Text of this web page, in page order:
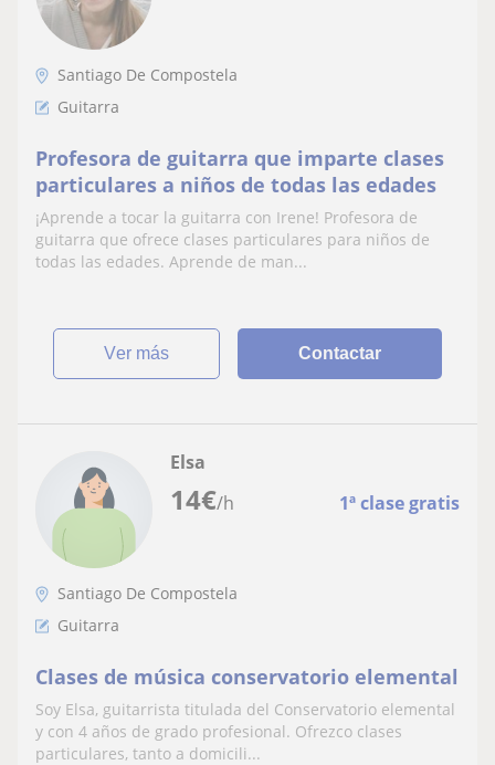
Santiago De Compostela
Guitarra
Profesora de guitarra que imparte clases
particulares a niños de todas las edades
¡Aprende a tocar la guitarra con Irene! Profesora de
guitarra que ofrece clases particulares para niños de
todas las edades. Aprende de man...
ver más Contactar
14€/h 1ª clase gratis
Elsa
Santiago De Compostela
Guitarra
Clases de música conservatorio elemental
Soy Elsa, guitarrista titulada del Conservatorio elemental
y con 4 años de grado profesional. Ofrezco clases
particulares, tanto a domicili...